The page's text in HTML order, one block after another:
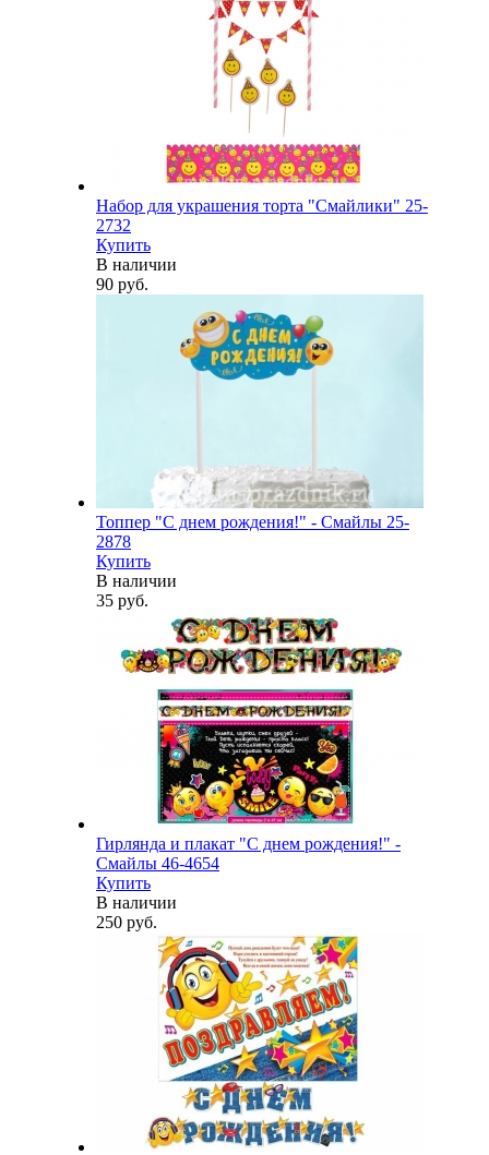
Набор для украшения торта "Смайлики" 25-
2732
Купить
В наличии
90 руб.
Топпер "С днем рождения!" - Смайлы 25-
2878
Купить
В наличии
35 руб.
Гирлянда и плакат "С днем рождения!" -
Смайлы 46-4654
Купить
В наличии
250 руб.